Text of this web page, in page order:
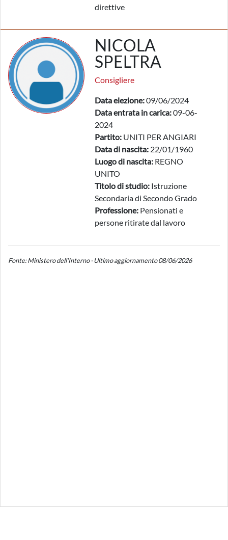
direttive
NICOLA
SPELTRA
Consigliere
Data elezione:09/06/2024
Data entrata in carica:09-06-
2024
Partito: UNITI PER ANGIARI
Data di nascita: 22/01/1960
Luogo di nascita: REGNO
UNITO
Titolo di studio: Istruzione
Secondaria di Secondo Grado
Professione: Pensionati e
persone ritirate dal lavoro
Fonte: Ministero dell'Interno - Ultimo aggiornamento 08/06/2026